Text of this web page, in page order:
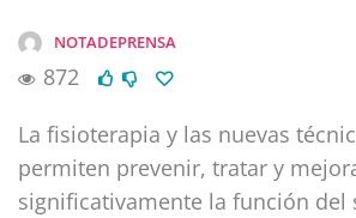
NOTADEPRENSA
872
La fisioterapia y las nuevas
permiten prevenir, tratar y
significativamente la función del